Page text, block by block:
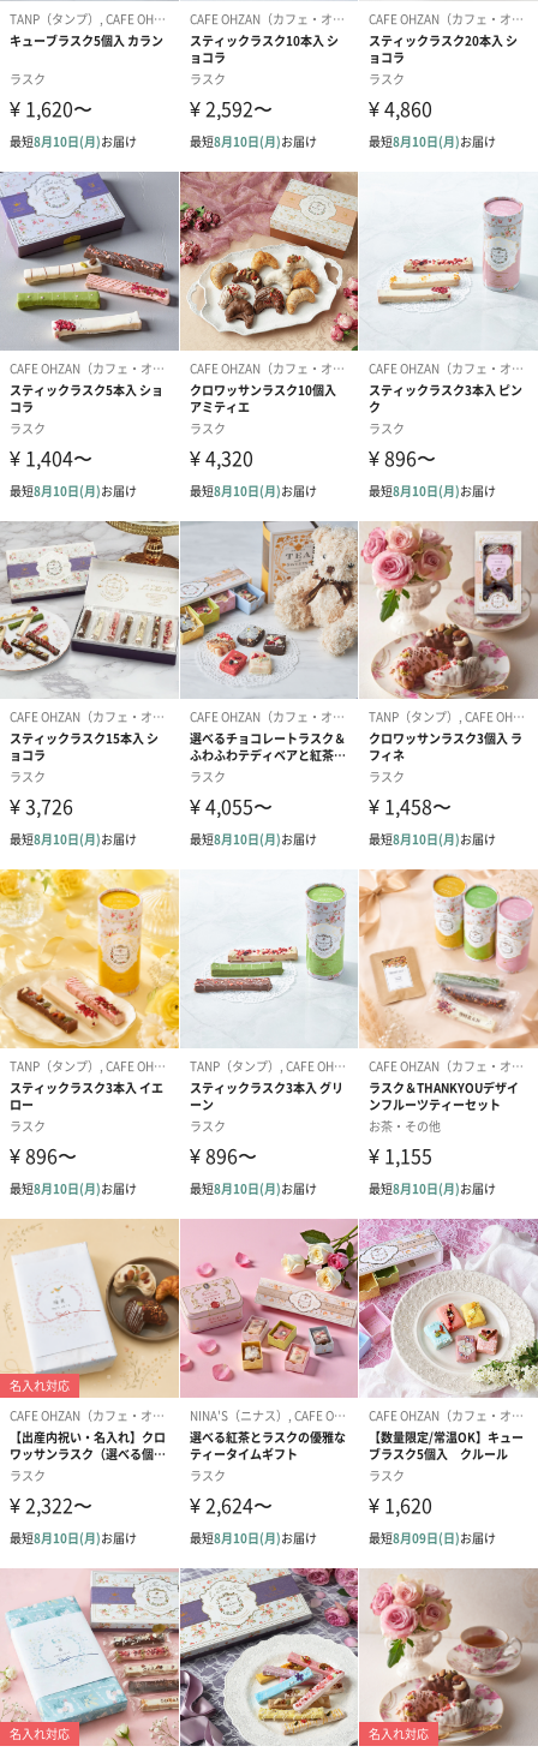
しい気持ちで繋がることが大切。
贈り物として、母の日のメッセージを強く感じていただけます。
今年もみなさまに喜んでいただけますように。
紙袋
キュートなピンクカラーのブランドオリジナル手提げ袋です。
※手提げ袋はオプションとなります。ご入用の方は購入画面でご
選択ください。
※おまとめ買いでご入用の場合、紙袋も1枚ずつ必要枚数分ご選択
ください。
「CAFE OHZAN（カフェオウザン）」
職人技で作るスイーツ
すべて職人の手作業でひとつひとつ大切に作られた宝石のような
スイーツ。
良質小麦、良質バターを使った風味豊かな生地に濃厚なチョコレ
ートでコーティング。
シンプルな中にも奥の深い味わいに仕上げております。
“スイーツは可愛く”が私たちのお菓子づくりの信条
スイーツは女性にとってあまい夢であり、幸せの象徴。可愛いス
イーツを食べる幸せ、大切なあの人にプレゼントしたいと想える
幸せ、あの人が笑顔になる幸せ。そんなあまい夢…それがスイー
ツだと信じています。
商品詳細情報
原材料
パン・チョコレート等
長さ・幅・高
290mm×155mm×40mm
重さ/内容量
340g
外装の形状
オリジナルボックス
製造国
日本（秋田県）
保存方法
直射日光を避け、冷暗所で保存
お届けからの
賞味期限
製造から60日間
アレルゲン
小麦・乳成分・卵・大豆・ゼラチン・オレンジ・アー
配送について
・長期不在/住所不明等により保管期限内にお受け取り
いただけなかった場合、再配送やご返金は承っており
ません。何卒ご理解の程お願い申し上げます。
商品オプション情報